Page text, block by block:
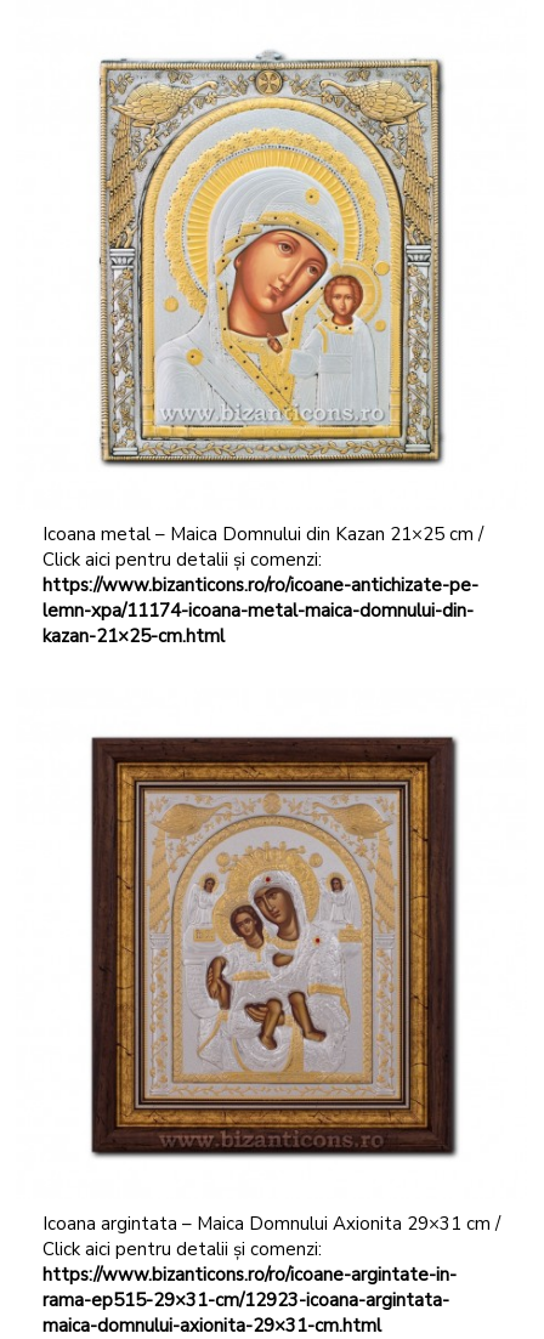
Icoana metal – Maica Domnului din Kazan 21×25 cm /
Click aici pentru detalii și comenzi:
https://www.bizanticons.ro/ro/icoane-antichizate-pe-
lemn-xpa/11174-icoana-metal-maica-domnului-din-
kazan-21×25-cm.html
Icoana argintata – Maica Domnului Axionita 29×31 cm /
Click aici pentru detalii și comenzi:
https://www.bizanticons.ro/ro/icoane-argintate-in-
rama-ep515-29×31-cm/12923-icoana-argintata-
maica-domnului-axionita-29×31-cm.html